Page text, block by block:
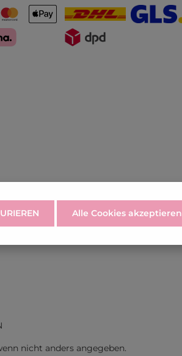
nicht anders angegeben.
Alle Cookies akzeptieren